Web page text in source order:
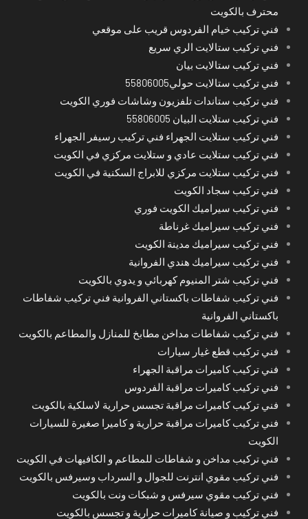
محترف بالكويت
فني تركيب خيام الفردوس قريب على موقعي
فني تركيب ستالايت الري سريع
فني تركيب ستالايت بيان
فني تركيب ستالايت حولي55806005
فني تركيب ستاندات تلفزيون وشاشات فوري الكويت
فني تركيب ستلايت البيان 55806005
فني تركيب ستلايت الجهراء فني تركيب رسيفر الجهراء
فني تركيب ستلايت عادي و ستلايت مركزي في الكويت
فني تركيب ستلايت مركزي للابراج السكنية في الكويت
فني تركيب سجاد الكويت
فني تركيب سيراميك الكويت فوري
فني تركيب سيراميك غرناطة
فني تركيب سيراميك مدينة الكويت
فني تركيب سيراميك هندي الفروانية
فني تركيب شتر المنيوم كهربائي و يدوي بالكويت
فني تركيب شفاطات باكستاني الفروانية فني تركيب شفاطات
باكستاني الفروانية
فني تركيب شفاطات مداخن مطابخ للمنازل والمطاعم بالكويت
فني تركيب قطع غيار سيارات
فني تركيب كاميرات مراقبة الجهراء
فني تركيب كاميرات مراقبة الفردوس
فني تركيب كاميرات مراقبة تجسس حرارية لاسلكية بالكويت
فني تركيب كاميرات مراقبة حرارية و كاميرا صغيرة للسيارات
الكويت
فني تركيب مداخن و شفاطات للمطاعم و الكافيهات في الكويت
فني تركيب مقوي انترنت للجوال و السرداب وسيرفس بالكويت
فني تركيب مقوي سيرفس و شبكات ونت بالكويت
فني تركيب و صيانة كاميرات حرارية و تجسس بالكويت